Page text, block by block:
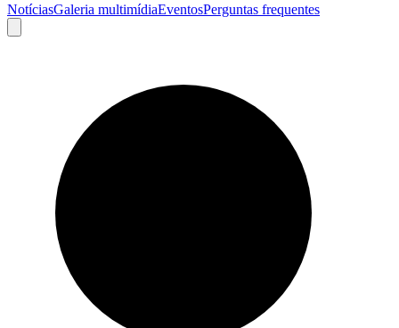
NotíciasGaleria multimídiaEventosPerguntas frequentes